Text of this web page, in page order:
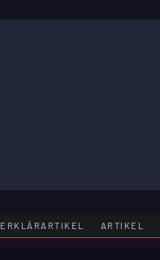
ERKLÄRARTIKEL ARTIKEL